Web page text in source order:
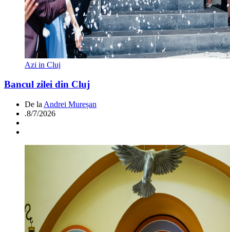
Azi in Cluj
Bancul zilei din Cluj
De la Andrei Mureșan
.8/7/2026